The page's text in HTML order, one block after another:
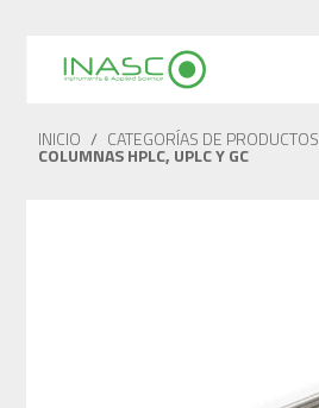
INICIO / CATEGORÍAS DE PRODUCTOS
COLUMNAS HPLC, UPLC Y GC